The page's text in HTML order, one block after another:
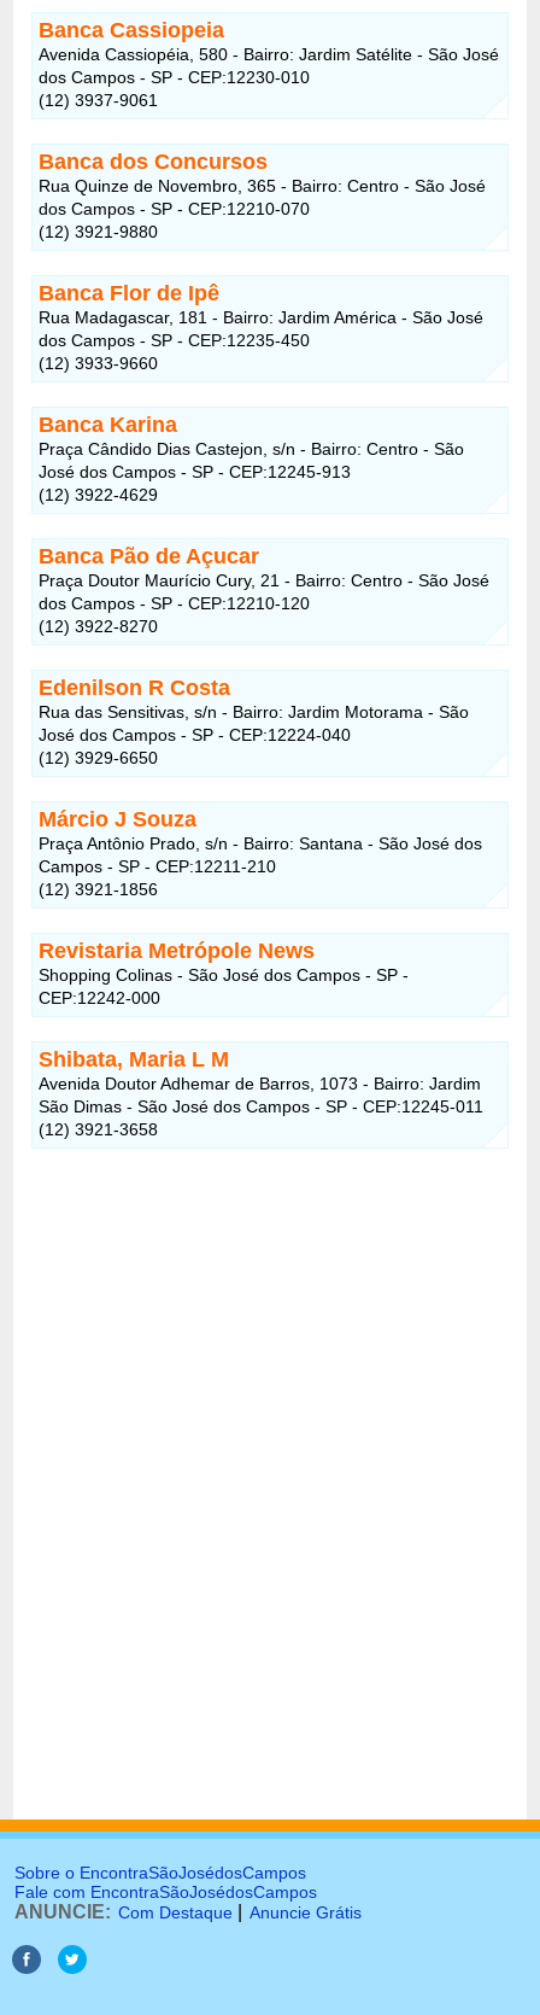
Banca Cassiopeia
Avenida Cassiopéia, 580 - Bairro: Jardim Satélite - São José
dos Campos - SP - CEP:12230-010
(12) 3937-9061
Banca dos Concursos
Rua Quinze de Novembro, 365 - Bairro: Centro - São José
dos Campos - SP - CEP:12210-070
(12) 3921-9880
Banca Flor de Ipê
Rua Madagascar, 181 - Bairro: Jardim América - São José
dos Campos - SP - CEP:12235-450
(12) 3933-9660
Banca Karina
Praça Cândido Dias Castejon, s/n - Bairro: Centro - São
José dos Campos - SP - CEP:12245-913
(12) 3922-4629
Banca Pão de Açucar
Praça Doutor Maurício Cury, 21 - Bairro: Centro - São José
dos Campos - SP - CEP:12210-120
(12) 3922-8270
Edenilson R Costa
Rua das Sensitivas, s/n - Bairro: Jardim Motorama - São
José dos Campos - SP - CEP:12224-040
(12) 3929-6650
Márcio J Souza
Praça Antônio Prado, s/n - Bairro: Santana - São José dos
Campos - SP - CEP:12211-210
(12) 3921-1856
Revistaria Metrópole News
Shopping Colinas - São José dos Campos - SP -
CEP:12242-000
Shibata, Maria L M
Avenida Doutor Adhemar de Barros, 1073 - Bairro: Jardim
São Dimas - São José dos Campos - SP - CEP:12245-011
(12) 3921-3658
Sobre o EncontraSãoJosédosCampos
Fale com EncontraSãoJosédosCampos
ANUNCIE: Com Destaque Anuncie Grátis